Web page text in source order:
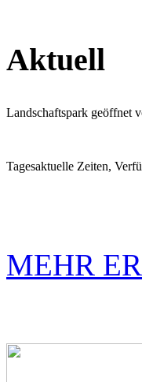
Aktuell
Landschaftspark geöffnet
Tagesaktuelle Zeiten,
MEHR